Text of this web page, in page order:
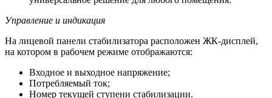
Управление и индикация
На лицевой панели стабилизатора расположен ЖК-дисплей,
на котором в рабочем режиме отображаются:
Входное и выходное напряжение;
Потребляемый ток;
Номер текущей ступени стабилизации.